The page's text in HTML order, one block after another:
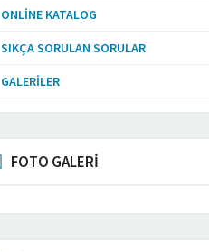
ONLINE KATALOG
SIKÇA SORULAN SORULAR
GALERILER
FOTO GALERİ